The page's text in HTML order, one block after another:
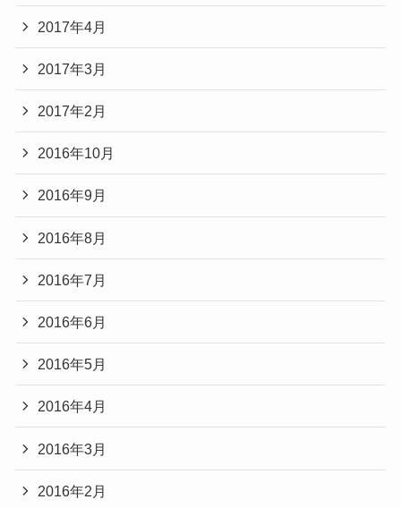
2017年4月
2017年3月
2017年2月
2016年10月
2016年9月
2016年8月
2016年7月
2016年6月
2016年5月
2016年4月
2016年3月
2016年2月